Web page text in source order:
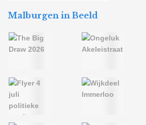
Malburgen in Beeld